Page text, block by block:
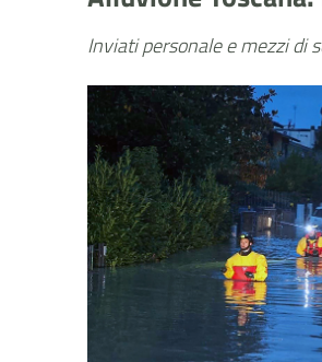
Inviati personale e mezzi di